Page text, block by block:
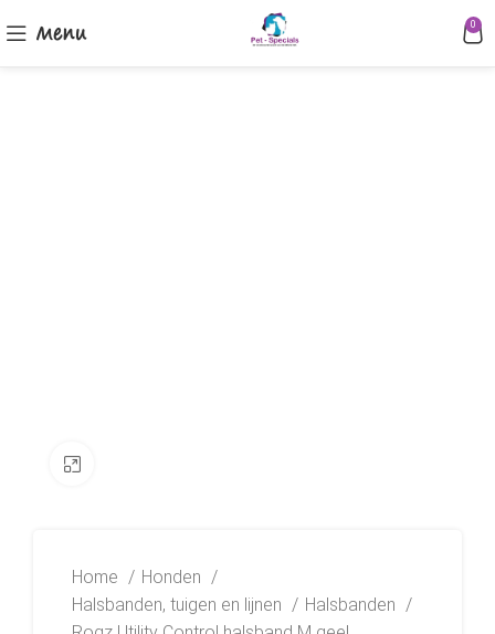
Menu 0
Home
Honden
Halsbanden, tuigen en lijnen
Halsbanden